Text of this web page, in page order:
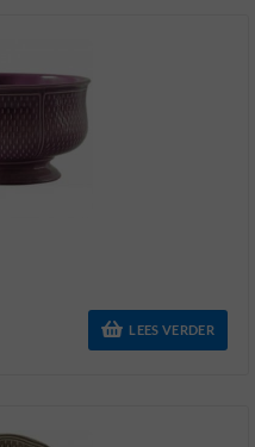
LEES VERDER